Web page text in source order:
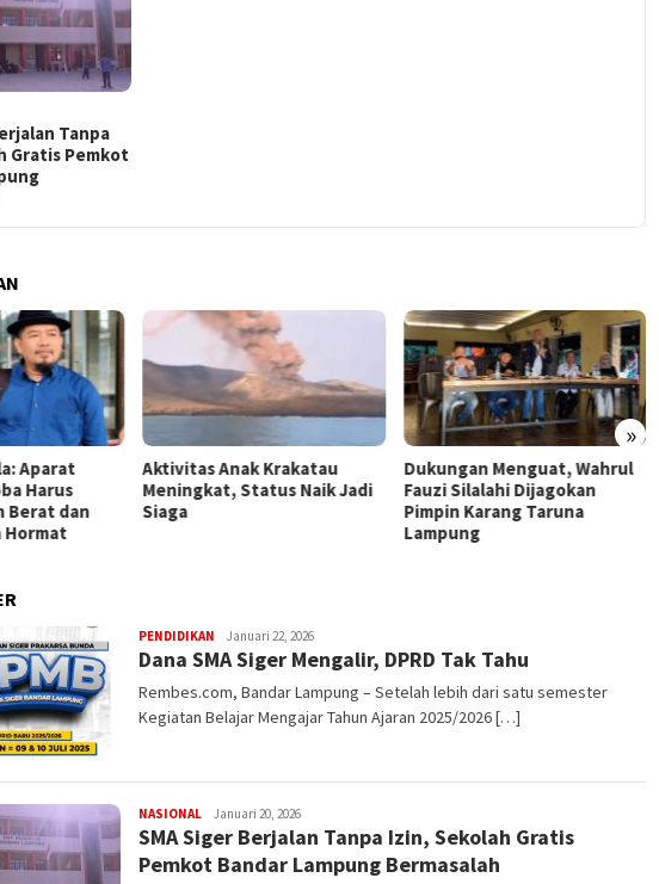
Tanpa
Gratis Pemkot
»
Aparat
Harus
Berat dan
Hormat
Aktivitas Anak Krakatau
Meningkat, Status Naik Jadi
Siaga
Dukungan Menguat, Wahrul
Fauzi Silalahi Dijagokan
Pimpin Karang Taruna
Lampung
PENDIDIKAN redaksi
rembes
Januari 22, 2026
Dana SMA Siger Mengalir, DPRD Tak Tahu
Rembes.com, Bandar Lampung – Setelah lebih dari satu semester
Kegiatan Belajar Mengajar Tahun Ajaran 2025/2026 […]
NASIONAL redaksi
rembes
Januari 20, 2026
SMA Siger Berjalan Tanpa Izin, Sekolah Gratis
Pemkot Bandar Lampung Bermasalah